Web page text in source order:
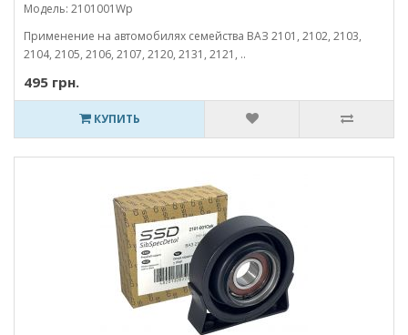
Модель: 2101001Wp
Применение на автомобилях семейства ВАЗ 2101, 2102, 2103,
2104, 2105, 2106, 2107, 2120, 2131, 2121, ..
495 грн.
КУПИТЬ